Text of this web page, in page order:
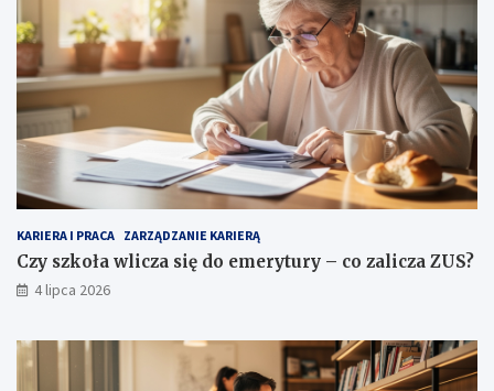
KARIERA I PRACA ZARZĄDZANIE KARIERĄ
Czy szkoła wlicza się do emerytury – co zalicza ZUS?
4 lipca 2026